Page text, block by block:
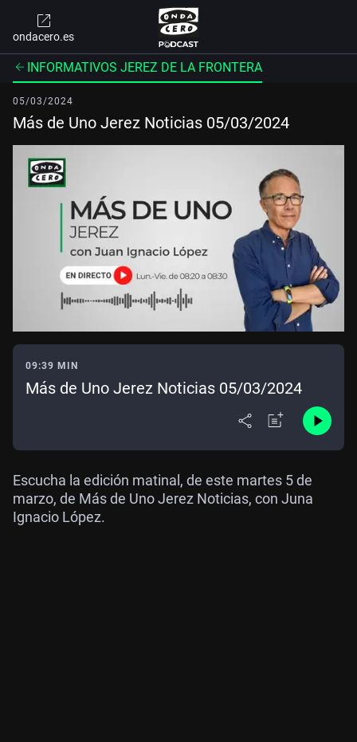
ondacero.es
INFORMATIVOS JEREZ DE LA FRONTERA
05/03/2024
Más de Uno Jerez Noticias 05/03/2024
09:39 MIN
Más de Uno Jerez Noticias 05/03/2024
Escucha la edición matinal, de este martes 5 de
marzo, de Más de Uno Jerez Noticias, con Juna
Ignacio López.